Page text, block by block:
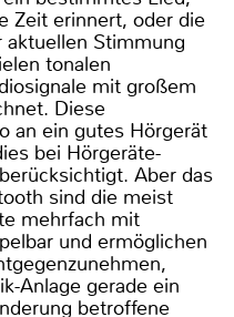
Zeit erinnert, oder die
aktuellen Stimmung
tonalen
mit großem
Diese
an ein gutes Hörgerät
bei Hörgeräte-
Aber das
sind die meist
mehrfach mit
und ermöglichen
Anlage gerade ein
betroffene